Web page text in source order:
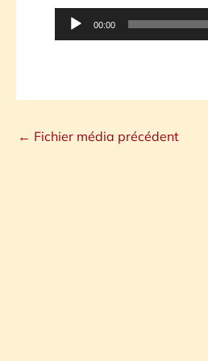
Lecteur
audio
00:00
← Fichier média précédent